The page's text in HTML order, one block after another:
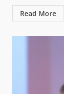
Read More